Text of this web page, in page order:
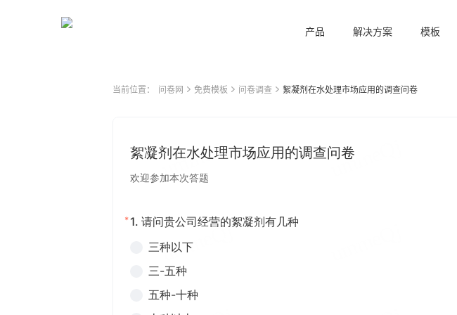
产品 解决方案 模板
当前位置： 问卷网 免费模板 问卷调查 絮凝剂在水处理市场应用的调查问卷